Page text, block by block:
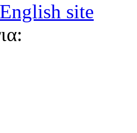
site